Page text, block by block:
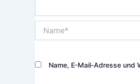
Name, E-Mail-Adresse und